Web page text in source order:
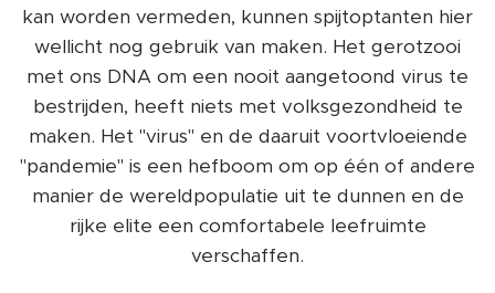
kan worden vermeden, kunnen spijtoptanten hier
wellicht nog gebruik van maken. Het gerotzooi
met ons DNA om een nooit aangetoond virus te
bestrijden, heeft niets met volksgezondheid te
maken. Het "virus" en de daaruit voortvloeiende
"pandemie" is een hefboom om op één of andere
manier de wereldpopulatie uit te dunnen en de
rijke elite een comfortabele leefruimte
verschaffen.